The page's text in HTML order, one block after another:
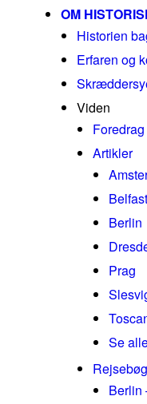
OM
Historien
Erfaren og
Viden
Foredrag
Artikler
Belfast
Berlin
Prag
Se
Berlin